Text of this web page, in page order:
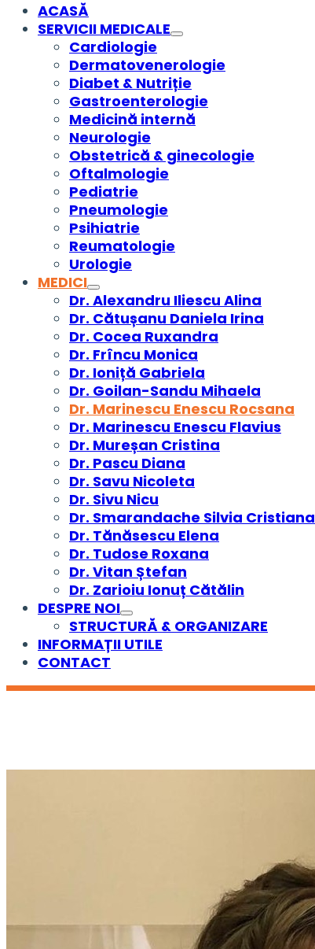
ACASĂ
SERVICII MEDICALE
Cardiologie
Dermatovenerologie
Diabet & Nutriție
Gastroenterologie
Medicină internă
Neurologie
Obstetrică & ginecologie
Oftalmologie
Pediatrie
Pneumologie
Psihiatrie
Reumatologie
Urologie
MEDICI
Dr. Alexandru Iliescu Alina
Dr. Cătușanu Daniela Irina
Dr. Cocea Ruxandra
Dr. Frîncu Monica
Dr. Ioniță Gabriela
Dr. Goilan-Sandu Mihaela
Dr. Marinescu Enescu Rocsana
Dr. Marinescu Enescu Flavius
Dr. Mureșan Cristina
Dr. Pascu Diana
Dr. Savu Nicoleta
Dr. Sivu Nicu
Dr. Smarandache Silvia Cristiana
Dr. Tănăsescu Elena
Dr. Tudose Roxana
Dr. Vitan Ștefan
Dr. Zarioiu Ionuț Cătălin
DESPRE NOI
STRUCTURĂ & ORGANIZARE
INFORMAȚII UTILE
CONTACT